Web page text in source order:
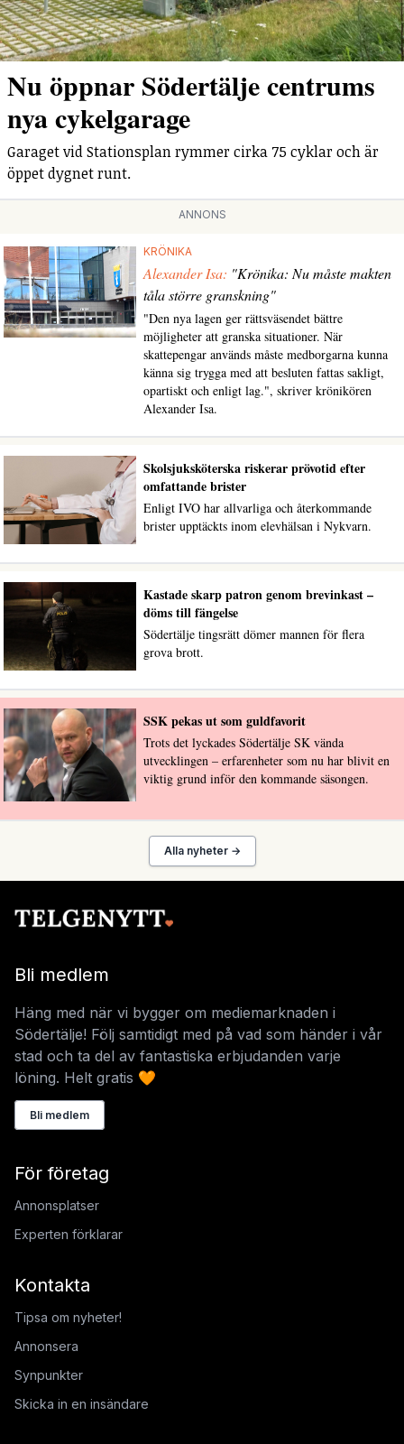
Nu öppnar Södertälje centrums
nya cykelgarage
Garaget vid Stationsplan rymmer cirka 75 cyklar och är
öppet dygnet runt.
ANNONS
KRÖNIKA
Alexander Isa: "Krönika: Nu måste makten
tåla större granskning"
"Den nya lagen ger rättsväsendet bättre
möjligheter att granska situationer. När
skattepengar används måste medborgarna kunna
känna sig trygga med att besluten fattas sakligt,
opartiskt och enligt lag.", skriver krönikören
Alexander Isa.
Skolsjuksköterska riskerar prövotid efter
omfattande brister
Enligt IVO har allvarliga och återkommande
brister upptäckts inom elevhälsan i Nykvarn.
Kastade skarp patron genom brevinkast –
döms till fängelse
Södertälje tingsrätt dömer mannen för flera
grova brott.
SSK pekas ut som guldfavorit
Trots det lyckades Södertälje SK vända
utvecklingen – erfarenheter som nu har blivit en
viktig grund inför den kommande säsongen.
Alla nyheter →
Bli medlem
Häng med när vi bygger om mediemarknaden i
Södertälje! Följ samtidigt med på vad som händer i vår
stad och ta del av fantastiska erbjudanden varje
löning. Helt gratis 🧡
Bli medlem
För företag
Annonsplatser
Experten förklarar
Kontakta
Tipsa om nyheter!
Annonsera
Synpunkter
Skicka in en insändare